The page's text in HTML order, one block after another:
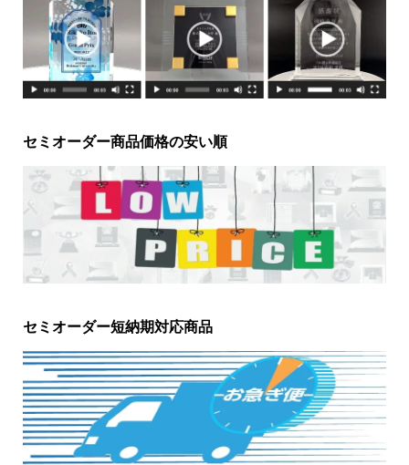
セミオーダー商品価格の安い順
セミオーダー短納期対応商品